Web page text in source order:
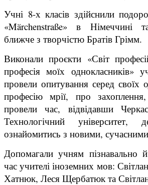
Учні 8-х класів здійснили
«Märchenstraße» в Німеччині
ближче з творчістю Братів Грімм.
Виконали проєкти «Світ
професія моїх
провели опитування серед своїх
професію мрії, про
провели час, відвідавши
Технологічний
ознайомитись з новими,
Допомагали учням пізнавально
час учителі іноземних мов:
Хатнюк, Леся Щербатюк та